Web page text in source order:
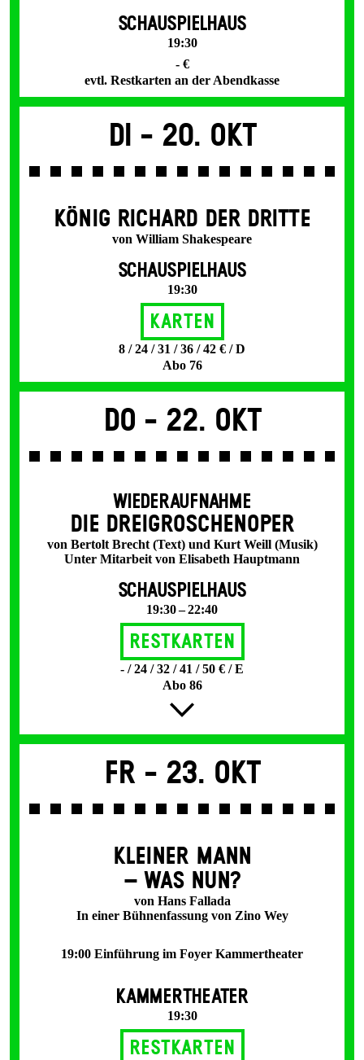
SCHAUSPIELHAUS
19:30
- €
evtl. Restkarten an der Abendkasse
Di - 20. Okt
KÖNIG RICHARD DER DRITTE
von William Shakespeare
SCHAUSPIELHAUS
19:30
Karten
8 / 24 / 31 / 36 / 42 € / D
Abo 76
Do - 22. Okt
WIEDERAUFNAHME
DIE DREI­GROSCHEN­OPER
von Bertolt Brecht (Text) und Kurt Weill (Musik)
Unter Mitarbeit von Elisabeth Hauptmann
SCHAUSPIELHAUS
19:30 – 22:40
Restkarten
- / 24 / 32 / 41 / 50 € / E
Abo 86
Fr - 23. Okt
KLEINER MANN
– WAS NUN?
von Hans Fallada
In einer Bühnenfassung von Zino Wey
19:00 Einführung im Foyer Kammertheater
KAMMERTHEATER
19:30
Restkarten